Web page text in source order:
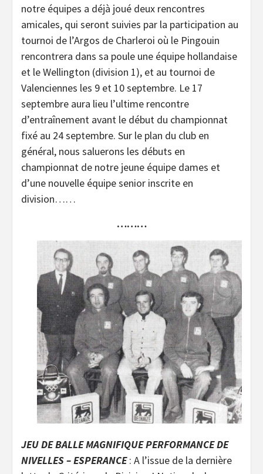
notre équipes a déjà joué deux rencontres
amicales, qui seront suivies par la participation au
tournoi de l’Argos de Charleroi où le Pingouin
rencontrera dans sa poule une équipe hollandaise
et le Wellington (division 1), et au tournoi de
Valenciennes les 9 et 10 septembre. Le 17
septembre aura lieu l’ultime rencontre
d’entraînement avant le début du championnat
fixé au 24 septembre. Sur le plan du club en
général, nous saluerons les débuts en
championnat de notre jeune équipe dames et
d’une nouvelle équipe senior inscrite en
division……
………
JEU DE BALLE MAGNIFIQUE PERFORMANCE DE
NIVELLES – ESPERANCE: A l’issue de la dernière